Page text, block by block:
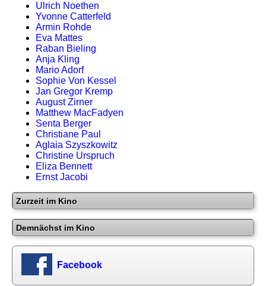
Ulrich Noethen
Yvonne Catterfeld
Armin Rohde
Eva Mattes
Raban Bieling
Anja Kling
Mario Adorf
Sophie Von Kessel
Jan Gregor Kremp
August Zirner
Matthew MacFadyen
Senta Berger
Christiane Paul
Aglaia Szyszkowitz
Christine Urspruch
Eliza Bennett
Ernst Jacobi
Zurzeit im Kino
Demnächst im Kino
Facebook